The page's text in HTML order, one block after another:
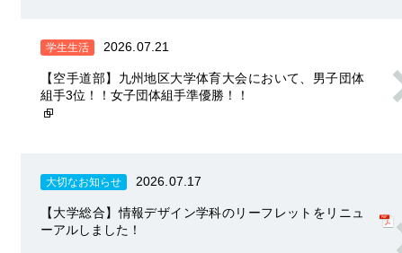
学生生活 2026.07.21
【空手道部】九州地区大学体育大会において、男子団体
組手3位！！女子団体組手準優勝！！
大切なお知らせ 2026.07.17
【大学総合】情報デザイン学科のリーフレットをリニュ
ーアルしました！